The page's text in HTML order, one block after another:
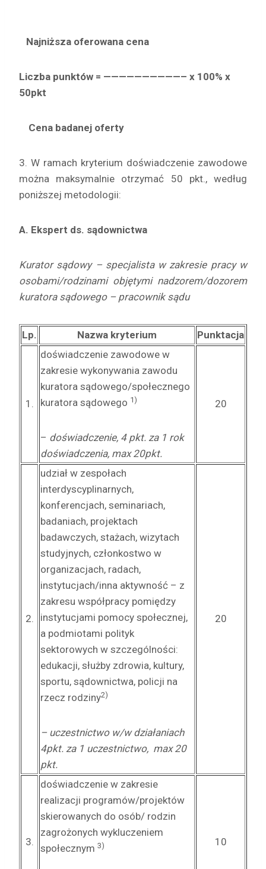
Najniższa oferowana cena
Liczba punktów = ——————————– x 100% x
50pkt
Cena badanej oferty
3. W ramach kryterium doświadczenie zawodowe
można maksymalnie otrzymać 50 pkt., według
poniższej metodologii:
A. Ekspert ds. sądownictwa
Kurator sądowy – specjalista w zakresie pracy w
osobami/rodzinami objętymi nadzorem/dozorem
kuratora sądowego – pracownik sądu
Lp. Nazwa kryterium Punktacja
1.
doświadczenie zawodowe w
zakresie wykonywania zawodu
kuratora sądowego/społecznego
kuratora sądowego 1)
– doświadczenie, 4 pkt. za 1 rok
doświadczenia, max 20pkt.
20
2.
udział w zespołach
interdyscyplinarnych,
konferencjach, seminariach,
badaniach, projektach
badawczych, stażach, wizytach
studyjnych, członkostwo w
organizacjach, radach,
instytucjach/inna aktywność – z
zakresu współpracy pomiędzy
instytucjami pomocy społecznej,
a podmiotami polityk
sektorowych w szczególności:
edukacji, służby zdrowia, kultury,
sportu, sądownictwa, policji na
rzecz rodziny2)
– uczestnictwo w/w działaniach
4pkt. za 1 uczestnictwo, max 20
pkt.
20
3.
doświadczenie w zakresie
realizacji programów/projektów
skierowanych do osób/ rodzin
zagrożonych wykluczeniem
społecznym 3) 10